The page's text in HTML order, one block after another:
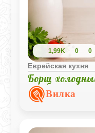
1,99K 0 0
Еврейская кухня
Борщ
Вилка